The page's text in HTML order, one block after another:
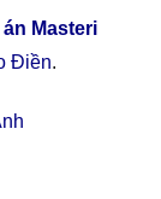
Masteri
Điền.